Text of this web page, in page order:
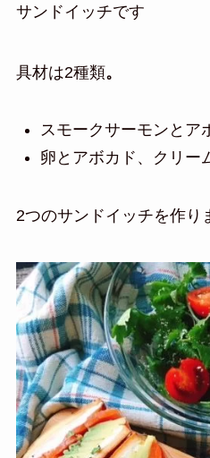
サンドイッチです
具材は2種類。
スモークサーモンとア
卵とアボカド、クリー
2つのサンドイッチを作り